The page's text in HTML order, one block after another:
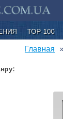
ТОР-100
Главная